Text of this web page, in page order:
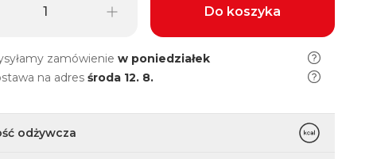
Do koszyka
zamówienie w poniedziałek
na adres środa 12. 8.
odżywcza